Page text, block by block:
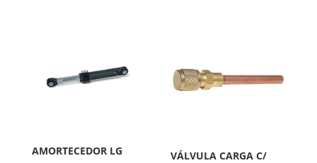
AMORTECEDOR LG
VÁLVULA CARGA C/